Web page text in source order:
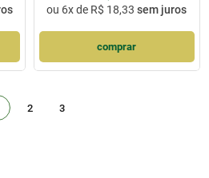
ou 6x de R$ 18,33 sem juros
comprar
2 3